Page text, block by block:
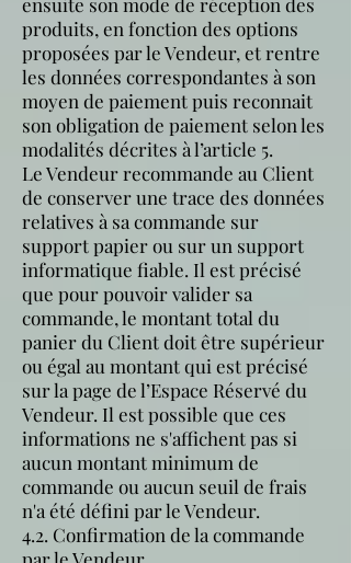
produits, en fonction des options
proposées par le Vendeur, et rentre
les données correspondantes à son
moyen de paiement puis reconnait
son obligation de paiement selon les
modalités décrites à l’article 5.
Le Vendeur recommande au Client
de conserver une trace des données
relatives à sa commande sur
support papier ou sur un support
informatique fiable. Il est précisé
que pour pouvoir valider sa
commande, le montant total du
panier du Client doit être supérieur
ou égal au montant qui est précisé
sur la page de l’Espace Réservé du
Vendeur. Il est possible que ces
informations ne s'affichent pas si
aucun montant minimum de
commande ou aucun seuil de frais
n'a été défini par le Vendeur.
4.2. Confirmation de la commande